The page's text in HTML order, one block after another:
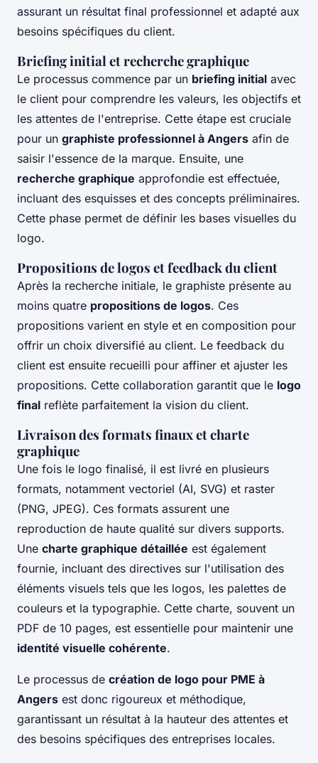
assurant un résultat final professionnel et adapté aux
besoins spécifiques du client.
Briefing initial et recherche graphique
Le processus commence par un briefing initial avec
le client pour comprendre les valeurs, les objectifs et
les attentes de l'entreprise. Cette étape est cruciale
pour un graphiste professionnel à Angers afin de
saisir l'essence de la marque. Ensuite, une
recherche graphique approfondie est effectuée,
incluant des esquisses et des concepts préliminaires.
Cette phase permet de définir les bases visuelles du
logo.
Propositions de logos et feedback du client
Après la recherche initiale, le graphiste présente au
moins quatre propositions de logos. Ces
propositions varient en style et en composition pour
offrir un choix diversifié au client. Le feedback du
client est ensuite recueilli pour affiner et ajuster les
propositions. Cette collaboration garantit que le logo
final reflète parfaitement la vision du client.
Livraison des formats finaux et charte
graphique
Une fois le logo finalisé, il est livré en plusieurs
formats, notamment vectoriel (AI, SVG) et raster
(PNG, JPEG). Ces formats assurent une
reproduction de haute qualité sur divers supports.
Une charte graphique détaillée est également
fournie, incluant des directives sur l'utilisation des
éléments visuels tels que les logos, les palettes de
couleurs et la typographie. Cette charte, souvent un
PDF de 10 pages, est essentielle pour maintenir une
identité visuelle cohérente.
Le processus de création de logo pour PME à
Angers est donc rigoureux et méthodique,
garantissant un résultat à la hauteur des attentes et
des besoins spécifiques des entreprises locales.